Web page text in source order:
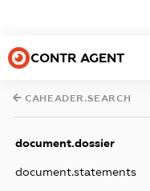
CONTR AGENT
CAHEADER.SEARCH
document.dossier
document.statements